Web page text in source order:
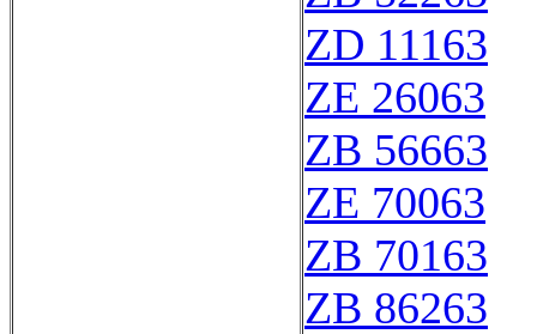
ZD 11163
ZE 26063
ZB 56663
ZE 70063
ZB 70163
ZB 86263